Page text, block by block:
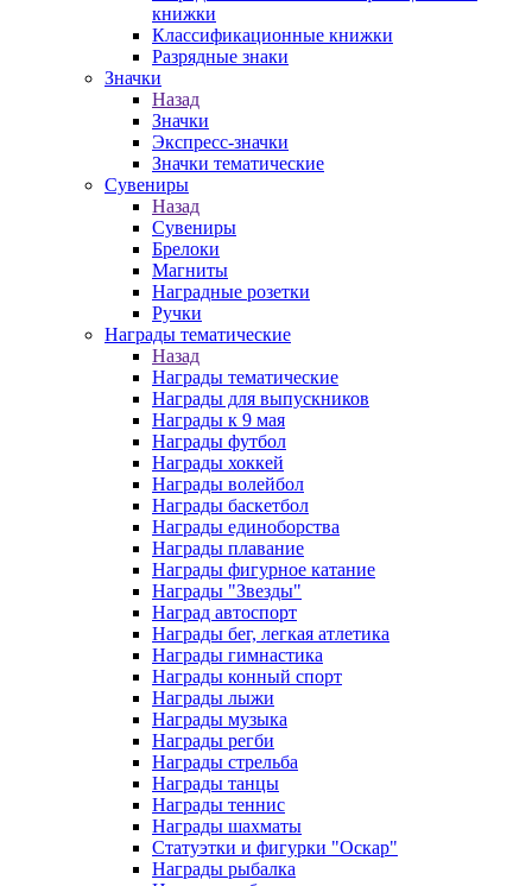
книжки
Классификационные книжки
Разрядные знаки
Значки
Назад
Значки
Экспресс-значки
Значки тематические
Сувениры
Назад
Сувениры
Брелоки
Магниты
Наградные розетки
Ручки
Награды тематические
Назад
Награды тематические
Награды для выпускников
Награды к 9 мая
Награды футбол
Награды хоккей
Награды волейбол
Награды баскетбол
Награды единоборства
Награды плавание
Награды фигурное катание
Награды "Звезды"
Наград автоспорт
Награды бег, легкая атлетика
Награды гимнастика
Награды конный спорт
Награды лыжи
Награды музыка
Награды регби
Награды стрельба
Награды танцы
Награды теннис
Награды шахматы
Статуэтки и фигурки "Оскар"
Награды рыбалка